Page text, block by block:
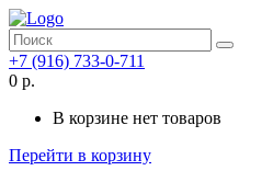
+7 (916) 733-0-711
0 р.
В корзине нет товаров
Перейти в корзину